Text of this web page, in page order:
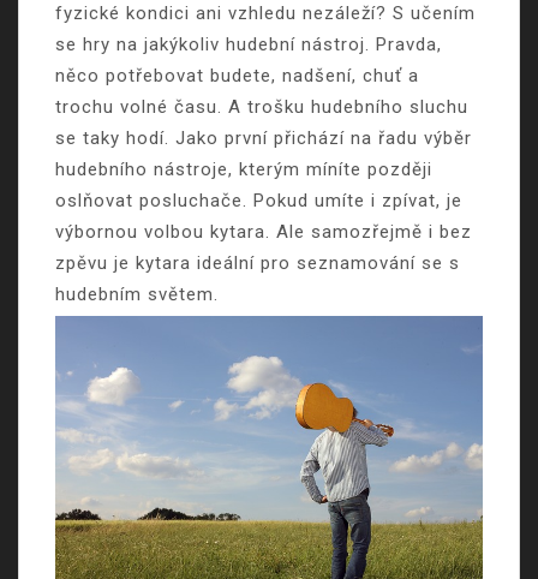
fyzické kondici ani vzhledu nezáleží? S učením
se hry na jakýkoliv hudební nástroj. Pravda,
něco potřebovat budete, nadšení, chuť a
trochu volné času. A trošku hudebního sluchu
se taky hodí. Jako první přichází na řadu výběr
hudebního nástroje, kterým míníte později
oslňovat posluchače. Pokud umíte i zpívat, je
výbornou volbou kytara. Ale samozřejmě i bez
zpěvu je kytara ideální pro seznamování se s
hudebním světem.